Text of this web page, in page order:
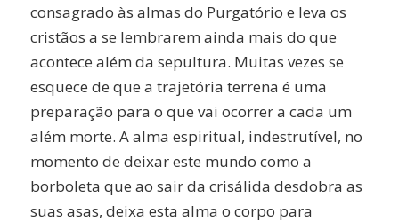
consagrado às almas do Purgatório e leva os
cristãos a se lembrarem ainda mais do que
acontece além da sepultura. Muitas vezes se
esquece de que a trajetória terrena é uma
preparação para o que vai ocorrer a cada um
além morte. A alma espiritual, indestrutível, no
momento de deixar este mundo como a
borboleta que ao sair da crisálida desdobra as
suas asas, deixa esta alma o corpo para